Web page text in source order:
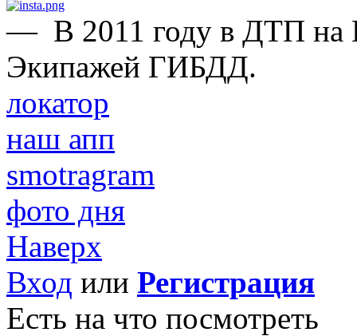
— В 2011 году в ДТП на
Экипажей ГИБДД.
локатор
наш апп
smotragram
фото дня
Наверх
Вход или Регистрация
Есть на что посмотреть